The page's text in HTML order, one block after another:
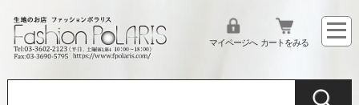
マイページへ カートをみる